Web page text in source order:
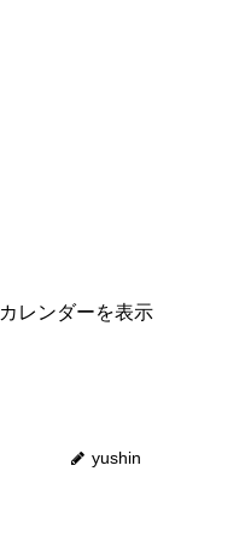
カレンダーを表示
yushin